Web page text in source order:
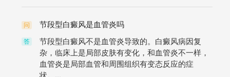
问 节段型白癜风是血管炎吗
答
节段型白癜风不是血管炎导致的。白癜风病因复
杂，临床上是局部皮肤有变化，和血管炎不一样，
血管炎是局部血管和周围组织有变态反应的症
状。...